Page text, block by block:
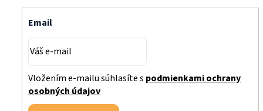
Email
Vložením e-mailu súhlasíte s podmienkami ochrany
osobných údajov